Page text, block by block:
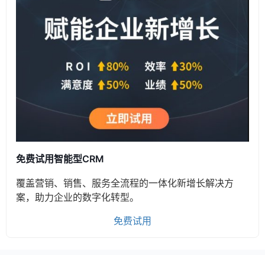
免费试用智能型CRM
覆盖营销、销售、服务全流程的一体化新增长解决方
案，助力企业的数字化转型。
免费试用